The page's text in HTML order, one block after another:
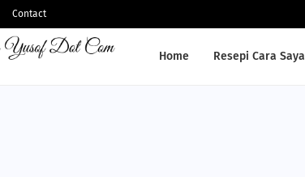
Contact
Home Resepi Cara Saya